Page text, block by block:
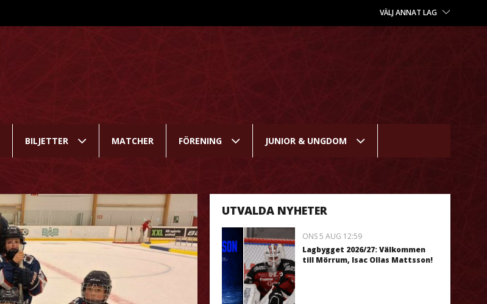
VÄLJ ANNAT LAG
BILJETTER MATCHER FÖRENING JUNIOR & UNGDOM
UTVALDA NYHETER
ONS 5 AUG 12:59
Lagbygget 2026/27: Välkommen
till Mörrum, Isac Ollas Mattsson!